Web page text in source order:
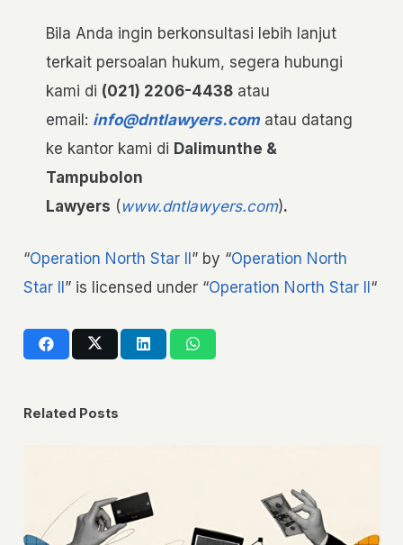
Bila Anda ingin berkonsultasi lebih lanjut
terkait persoalan hukum, segera hubungi
kami di (021) 2206-4438 atau
email: info@dntlawyers.com atau datang
ke kantor kami di Dalimunthe &
Tampubolon
Lawyers ( www.dntlawyers.com).
“Operation North Star II” by “Operation North
Star II” is licensed under “Operation North Star II“
Related Posts